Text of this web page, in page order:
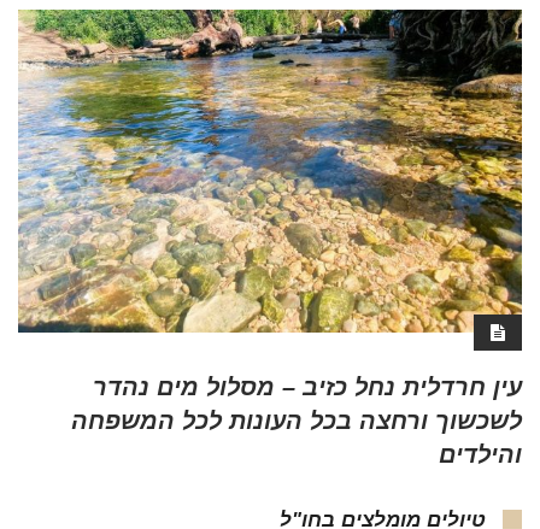
עין חרדלית נחל כזיב – מסלול מים נהדר
לשכשוך ורחצה בכל העונות לכל המשפחה
והילדים
טיולים מומלצים בחו"ל